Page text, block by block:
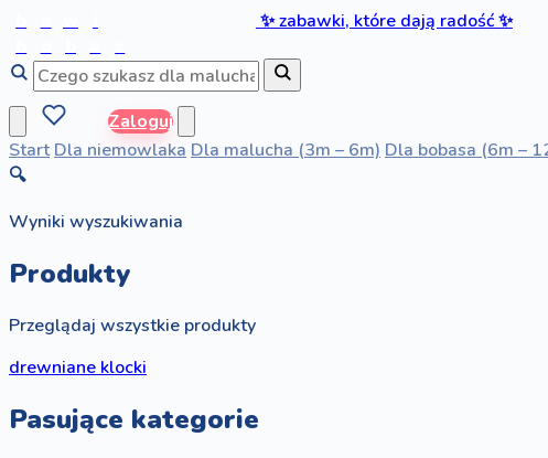
✨zabawki, które dają radość✨
Zaloguj
Start Dla niemowlaka Dla malucha (3m – 6m) Dla bobasa (6m –
🔍
Wyniki wyszukiwania
Produkty
Przeglądaj wszystkie produkty
drewniane klocki
Pasujące kategorie